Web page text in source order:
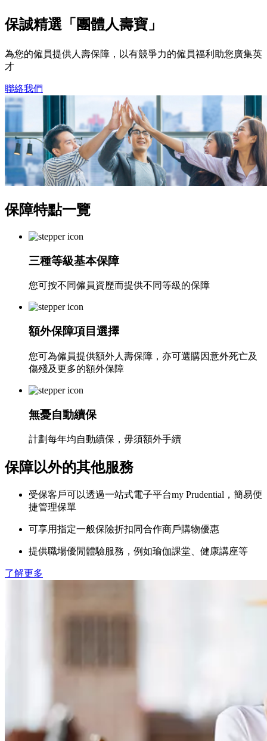
保誠精選「團體人壽寶」
為您的僱員提供人壽保障，以有競爭力的僱員福利助您廣集英
才
聯絡我們
保障特點一覽
三種等級基本保障
您可按不同僱員資歷而提供不同等級的保障
額外保障項目選擇
您可為僱員提供額外人壽保障，亦可選購因意外死亡及
傷殘及更多的額外保障
無憂自動續保
計劃每年均自動續保，毋須額外手續
保障以外的其他服務
受保客戶可以透過一站式電子平台my Prudential，簡易便
捷管理保單
可享用指定一般保險折扣同合作商戶購物優惠
提供職場優閒體驗服務，例如瑜伽課堂、健康講座等
了解更多